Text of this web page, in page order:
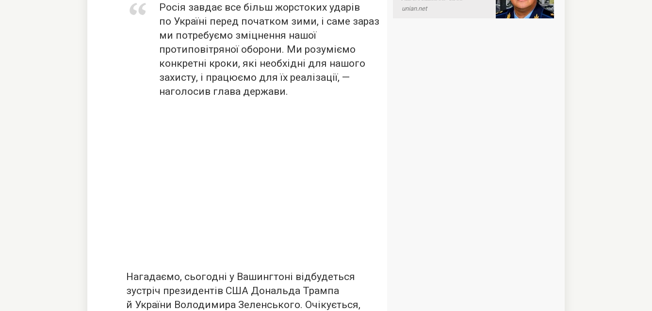
Росія завдає все більш жорстоких ударів
по Україні перед початком зими, і саме зараз
ми потребуємо зміцнення нашої
протиповітряної оборони. Ми розуміємо
конкретні кроки, які необхідні для нашого
захисту, і працюємо для їх реалізації, —
наголосив глава держави.
Нагадаємо, сьогодні у Вашингтоні відбудеться
зустріч президентів США Дональда Трампа
й України Володимира Зеленського. Очікується,